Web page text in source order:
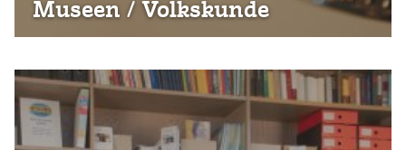
Museen / Volkskunde